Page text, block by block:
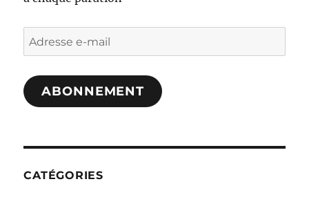
Adresse
e-
mail
ABONNEMENT
CATÉGORIES